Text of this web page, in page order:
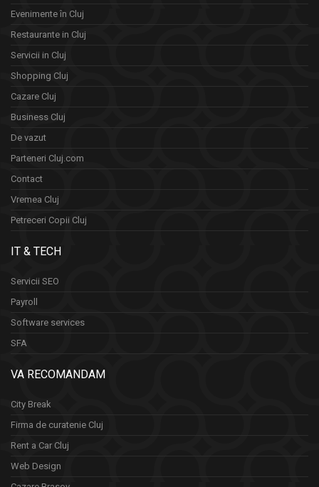
Evenimente în Cluj
Restaurante in Cluj
Servicii in Cluj
Shopping Cluj
Cazare Cluj
Business Cluj
De vazut
Parteneri Cluj.com
Contact
Vremea Cluj
Petreceri Copii Cluj
IT & TECH
Servicii SEO
Payroll
Software services
SFA
VA RECOMANDAM
City Break
Firma de curatenie Cluj
Rent a Car Cluj
Web Design